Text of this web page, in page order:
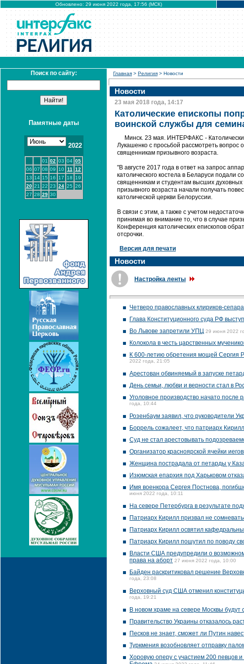
Обновлено: 29 июня 2022 года, 17:56 (МСК)
Поиск по сайту:
Памятные даты
2022
01 02 03 04 05
06 07 08 09 10 11
12
13 14 15 16 17 18
19
20 21 22 23 24 25 26
27 28 29 30
Главная > Религия > Новости
Новости
23 мая 2018 года, 14:17
Католические епископы
воинской службы для
Минск. 23 мая. ИНТЕРФАКС -
Лукашенко с просьбой рассмотреть вопрос
священникам призывного возраста.
"В августе 2017 года в ответ на запрос
католического костела в Беларуси подали
священникам и студентам высших
призывного возраста начали получать
католической церкви Белоруссии.
В связи с этим, а также с учетом
принимая во внимание то, что в случае
Конференция католических епископов
отсрочки.
Версия для печати
Новости
Настройка ленты
Четверо православных клириков-
Глава Конституционного суда РФ
Во Львове запретили УПЦ 29 июня 2022
Колокола в честь царственных
К 600-летию обретения мощей Сергия
2022 года, 21:05
Арестован обвиняемый в запуске
День семьи, любви и верности стал в
Уголовное производство начато после
года, 10:44
Розенбаум заявил, что руководители
Боррель сожалеет, что патриарх
Суд не стал арестовывать
Организатор красноярской ячейки
Женщина пострадала от петарды у
Изюмская епархия под Харьковом
Имя военкора Сергея Постнова,
июня 2022 года, 10:11
На севере Петербурга в результате
Патриарх Кирилл призвал не
Патриарх Кирилл освятил
Патриарх Кирилл пошутил по поводу
Власти США предупредили о
права на аборт 27 июня 2022 года, 10:00
Байден раскритиковал решение
года, 23:08
Верховный суд США отменил
года, 19:21
В новом храме на севере Москвы будут
Правительство Украины отказалось
Песков не знает, сможет ли Путин
Туркмения возобновляет отправку
Хоровую оперу с участием 200 певцов